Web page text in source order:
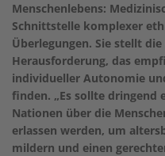
Menschenlebens:
Schnittstelle komplexer
Überlegungen. Sie stellt
Herausforderung, das
individueller Autonomie
finden. „Es sollte dringend
Nationen über die
erlassen werden, um
mildern und einen